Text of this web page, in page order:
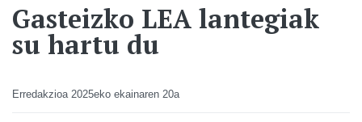
Gasteizko LEA lantegiak
su hartu du
Erredakzioa 2025eko ekainaren 20a